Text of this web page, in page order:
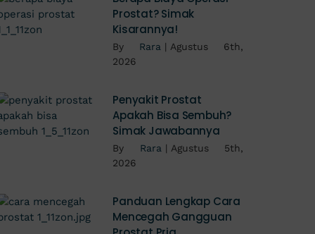
Prostat? Simak
Kisarannya!
By Rara | Agustus 6th,
2026
Penyakit Prostat
Apakah Bisa Sembuh?
Simak Jawabannya
By Rara | Agustus 5th,
2026
Panduan Lengkap Cara
Mencegah Gangguan